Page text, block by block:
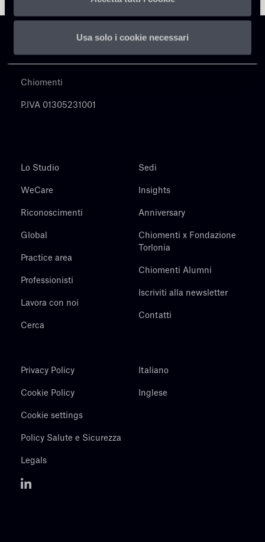
Usa solo i cookie necessari
Chiomenti
P.IVA 01305231001
Lo Studio
WeCare
Riconoscimenti
Global
Practice area
Professionisti
Lavora con noi
Cerca
Sedi
Insights
Anniversary
Chiomenti x Fondazione
Torlonia
Chiomenti Alumni
Iscriviti alla newsletter
Contatti
Privacy Policy
Cookie Policy
Cookie settings
Policy Salute e Sicurezza
Legals
Italiano
Inglese